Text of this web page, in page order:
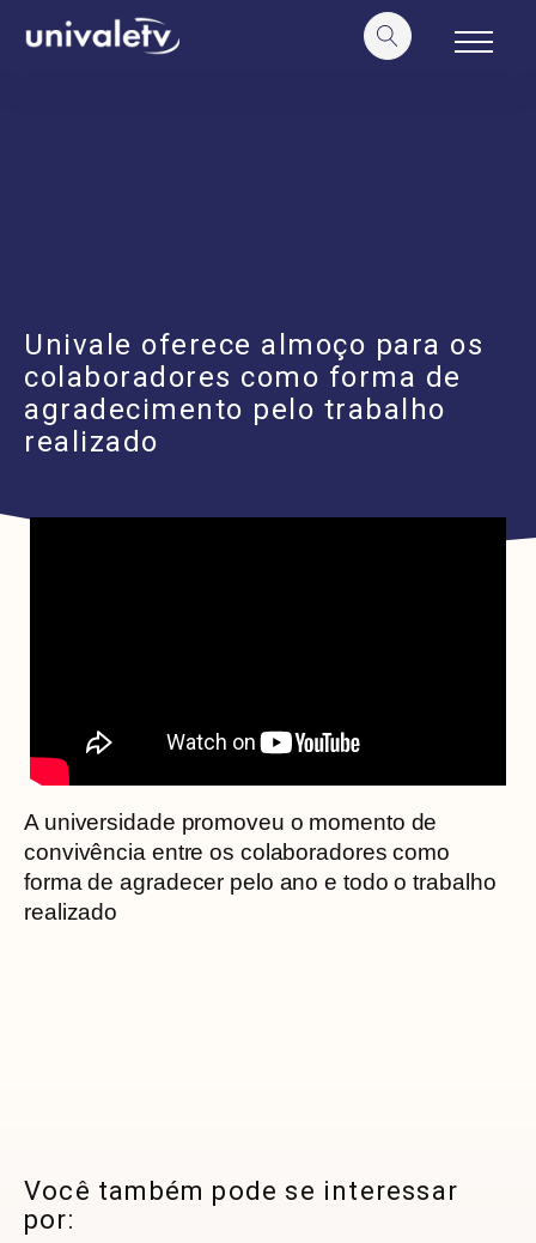
conteúdo
Univale oferece almoço para os
colaboradores como forma de
agradecimento pelo trabalho
realizado
A universidade promoveu o momento de
convivência entre os colaboradores como
forma de agradecer pelo ano e todo o trabalho
realizado
Você também pode se interessar
por: